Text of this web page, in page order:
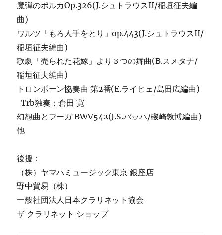
魔弾のポルカOp.326(J.シュトラウスII/稲垣征夫編
曲)
ワルツ「もろ人手をとり」op.443(J.シュトラウスII/
稲垣征夫編曲)
歌劇「売られた花嫁」より３つの舞曲(B.スメタナ/
稲垣征夫編曲)
トロンボーン協奏曲 第2番(E.ライヒェ/島田広編曲)
Trb独奏：倉田 寛
幻想曲とフーガ BWV542(J.S.バッハ/磯崎敦博編曲)
他
後援：
（株）ヤマハミュージック東京 銀座店
野中貿易（株）
一般社団法人日本クラリネット協会
ザ クラリネット ショップ